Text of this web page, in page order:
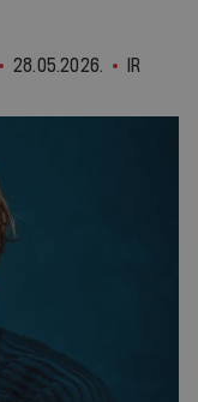
28.05.2026. IR